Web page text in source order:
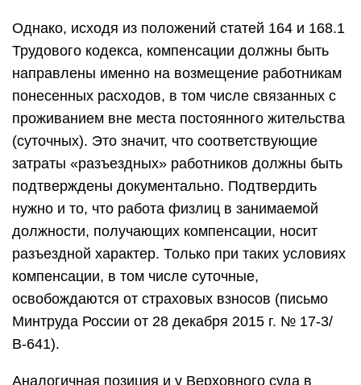
Однако, исходя из положений статей 164 и 168.1
Трудового кодекса, компенсации должны быть
направлены именно на возмещение работникам
понесенных расходов, в том числе связанных с
проживанием вне места постоянного жительства
(суточных). Это значит, что соответствующие
затраты «разъездных» работников должны быть
подтверждены документально. Подтвердить
нужно и то, что работа физлиц в занимаемой
должности, получающих компенсации, носит
разъездной характер. Только при таких условиях
компенсации, в том числе суточные,
освобождаются от страховых взносов (письмо
Минтруда России от 28 декабря 2015 г. № 17-3/
В-641).
Аналогичная позиция и у Верховного суда в